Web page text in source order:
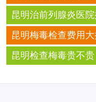
这个方法让你轻松当
昆明治前列腺炎医
名第一，这家三甲老
口碑好、治得放心
昆明梅毒检查费用大
秘：多少钱一次？省
昆明检查梅毒贵不贵